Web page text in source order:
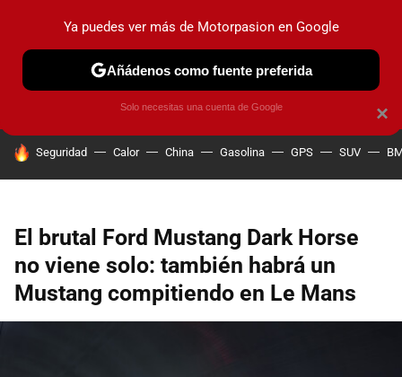
PRUEBAS COCHES ELÉCTRICOS OBSERVATORIO
HOY SE HABLA DE
Seguridad Calor China Gasolina GPS SUV
El brutal Ford Mustang Dark Horse
no viene solo: también habrá un
Mustang compitiendo en Le Mans
×
Ya puedes ver más de Motorpasion en Google
Añádenos como fuente preferida
Solo necesitas una cuenta de Google